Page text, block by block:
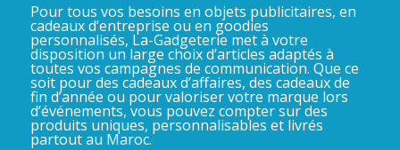
Pour tous vos besoins en objets publicitaires, en
cadeaux d’entreprise ou en goodies
personnalisés, La-Gadgeterie met à votre
disposition un large choix d’articles adaptés à
toutes vos campagnes de communication. Que ce
soit pour des cadeaux d’affaires, des cadeaux de
fin d’année ou pour valoriser votre marque lors
d’événements, vous pouvez compter sur des
produits uniques, personnalisables et livrés
partout au Maroc.